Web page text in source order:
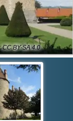
BY-SA 4.0